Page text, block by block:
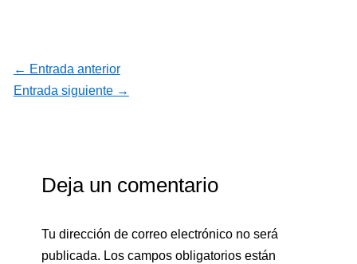
← Entrada anterior
Entrada siguiente →
Deja un comentario
Tu dirección de correo electrónico no será
publicada. Los campos obligatorios están